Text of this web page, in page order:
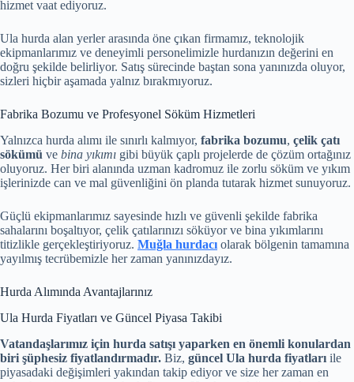
hizmet vaat ediyoruz.
Ula hurda alan yerler arasında öne çıkan firmamız, teknolojik
ekipmanlarımız ve deneyimli personelimizle hurdanızın değerini en
doğru şekilde belirliyor. Satış sürecinde baştan sona yanınızda oluyor,
sizleri hiçbir aşamada yalnız bırakmıyoruz.
Fabrika Bozumu ve Profesyonel Söküm Hizmetleri
Yalnızca hurda alımı ile sınırlı kalmıyor, fabrika bozumu, çelik çatı
sökümü ve bina yıkımı gibi büyük çaplı projelerde de çözüm ortağınız
oluyoruz. Her biri alanında uzman kadromuz ile zorlu söküm ve yıkım
işlerinizde can ve mal güvenliğini ön planda tutarak hizmet sunuyoruz.
Güçlü ekipmanlarımız sayesinde hızlı ve güvenli şekilde fabrika
sahalarını boşaltıyor, çelik çatılarınızı söküyor ve bina yıkımlarını
titizlikle gerçekleştiriyoruz. Muğla hurdacı olarak bölgenin tamamına
yayılmış tecrübemizle her zaman yanınızdayız.
Hurda Alımında Avantajlarınız
Ula Hurda Fiyatları ve Güncel Piyasa Takibi
Vatandaşlarımız için hurda satışı yaparken en önemli konulardan
biri şüphesiz fiyatlandırmadır. Biz, güncel Ula hurda fiyatları ile
piyasadaki değişimleri yakından takip ediyor ve size her zaman en